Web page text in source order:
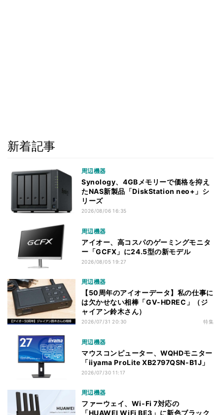
新着記事
周辺機器
Synology、4GBメモリーで価格を抑え
たNAS新製品「DiskStation neo+」シ
リーズ
2026/08/06 16:35
周辺機器
アイオー、高コスパのゲーミングモニタ
ー「GCFX」に24.5型の新モデル
2026/08/05 19:27
周辺機器
【50周年のアイオーデータ】私の仕事に
は欠かせない相棒「GV-HDREC」（ジ
ャイアン鈴木さん）
2026/07/31 20:30 特集
周辺機器
マウスコンピューター、WQHDモニター
「iiyama ProLite XB2797QSN-B1J」
2026/07/30 11:17
周辺機器
ファーウェイ、Wi-Fi 7対応の
「HUAWEI WiFi BE3」に新色ブラック